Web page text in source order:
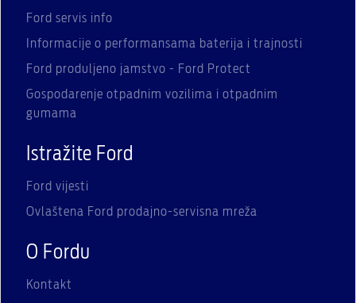
Ford servis info
Informacije o performansama baterija i trajnosti
Ford produljeno jamstvo - Ford Protect
Gospodarenje otpadnim vozilima i otpadnim
gumama
Istražite Ford
Ford vijesti
Ovlaštena Ford prodajno-servisna mreža
O Fordu
Kontakt